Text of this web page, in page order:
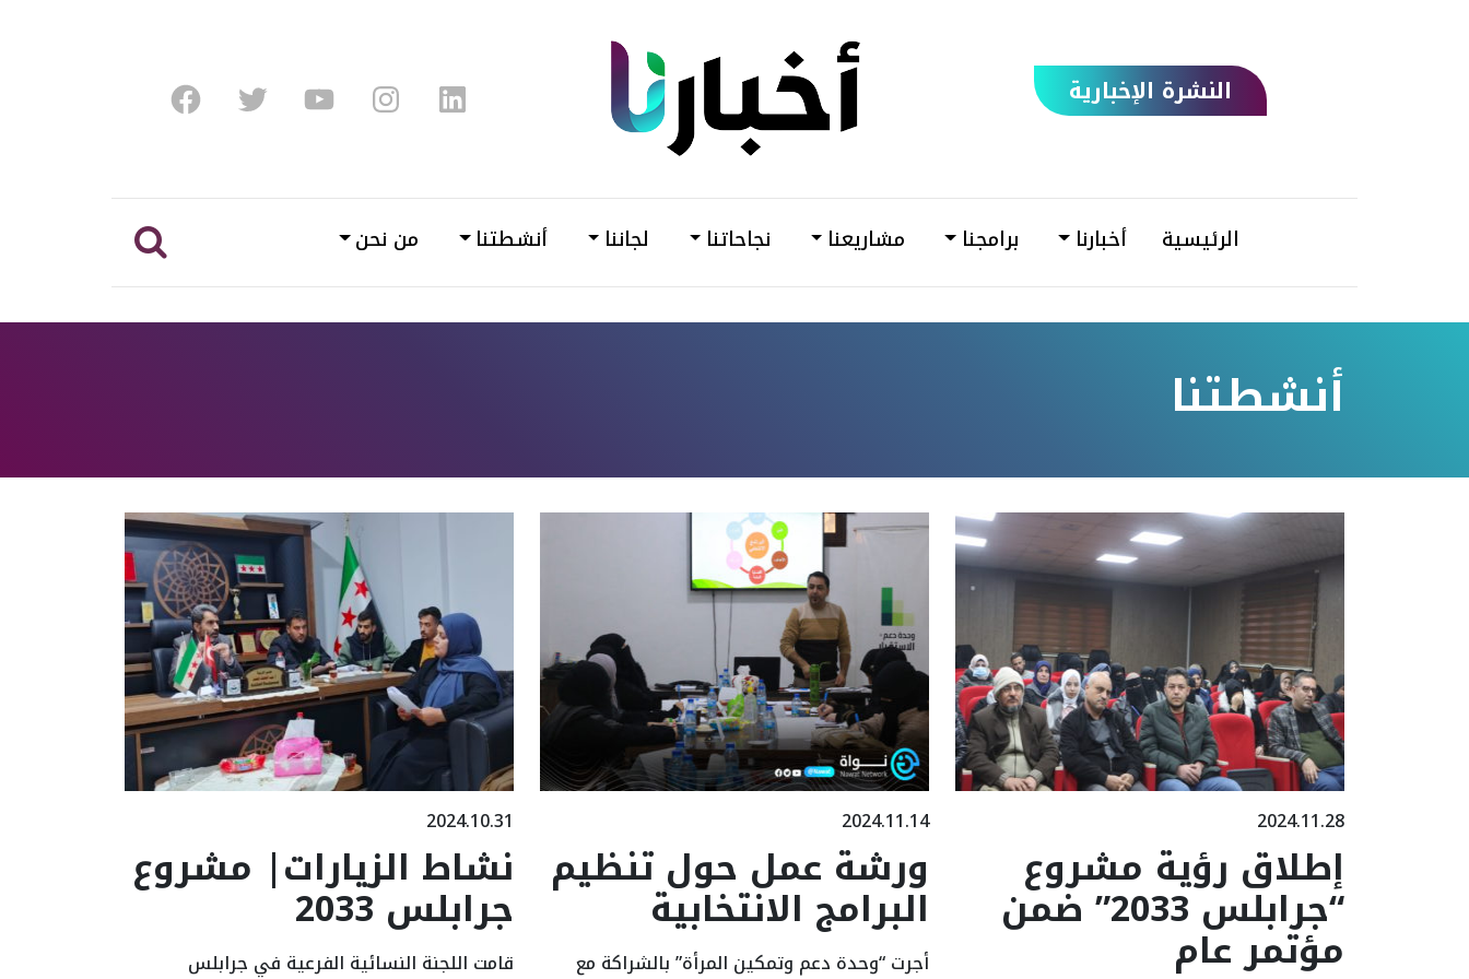
النشرة الإخبارية
–
وحدة
وتمكين
المرأة
FacebookTwitterYoutubeInstagramLinkedin
الرئيسية أخبارنا برامجنا مشاريعنا نجاحاتنا لجاننا أنشطتنا من نحن
أنشطتنا
2024.11.28
إطلاق رؤية مشروع
“جرابلس 2033” ضمن
مؤتمر عام
2024.11.14
ورشة عمل حول تنظيم
البرامج الانتخابية
أجرت “وحدة دعم وتمكين المرأة” بالشراكة مع
2024.10.31
نشاط الزيارات| مشروع
جرابلس 2033
قامت اللجنة النسائية الفرعية في جرابلس